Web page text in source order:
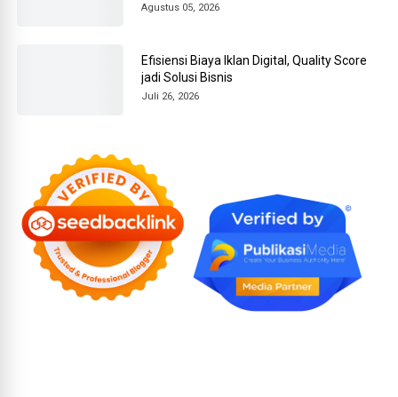
Agustus 05, 2026
Efisiensi Biaya Iklan Digital, Quality Score
jadi Solusi Bisnis
Juli 26, 2026